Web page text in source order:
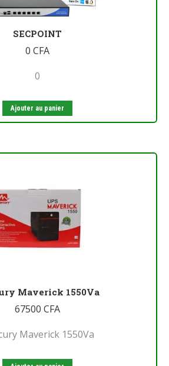
SECPOINT
0 CFA
0
Ajouter au panier
Maverick 1550Va
67500 CFA
Maverick 1550Va